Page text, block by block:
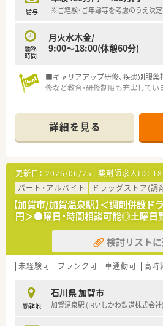
給与 ※ご経験・ご年齢等を考慮のうえ決定
勤務
時間
月火水木金/
9:00～18:00(休憩60分)
■キャリアアップ研修、疾患別服薬
修など教育・研修制度も充実してい
詳細を見る
更新日： 2026/06/25 薬剤師求人ID：
パート・アルバイト
ドラッグストア(調
【加賀市/加賀温泉駅】＜調剤併設
円＞●曜日・時間相談可能◎土曜日
検討リスト
未経験可 ブランク可 車通勤可 高時
勤務地
石川県 加賀市
加賀温泉駅 (IRいしかわ鉄道株式会社)